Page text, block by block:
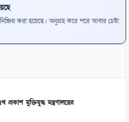
নিষ্ক্রিয় করা হয়েছে। অনুগ্রহ করে পরে আবার চেষ্টা
প্রকাশ মুক্তিযুদ্ধ মন্ত্রণালয়ের